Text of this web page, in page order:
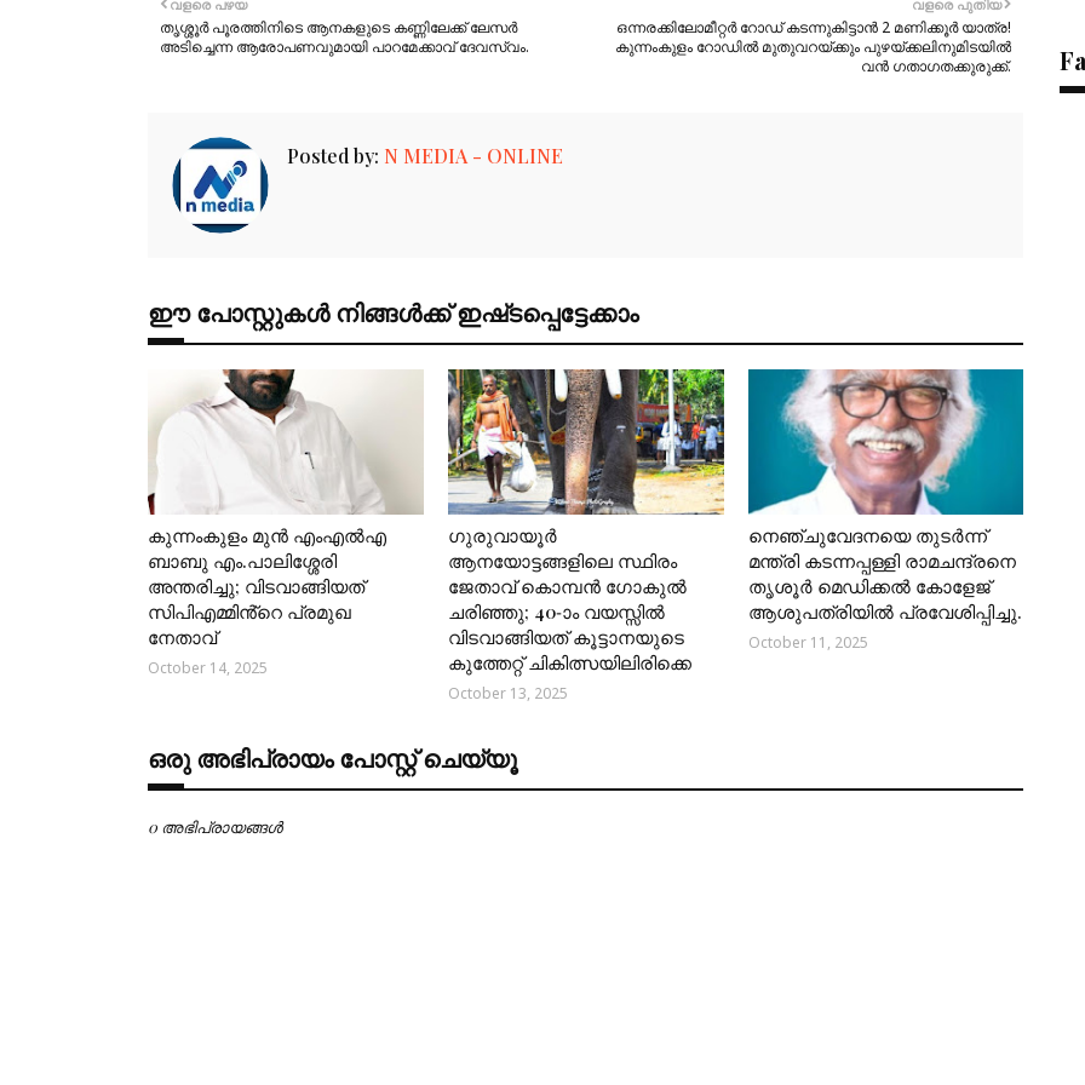
വളരെ പുതിയ
ഒന്നരക്കിലോമീറ്റർ റോഡ് കടന്നുകിട്ടാൻ 2 മണിക്കൂർ യാത്ര!
കുന്നംകുളം റോഡിൽ മുതുവറയ്ക്കും പുഴയ്ക്കലിനുമിടയിൽ
വൻ ഗതാഗതക്കുരുക്ക്.
വളരെ പഴയ
തൃശ്ശൂർ പൂരത്തിനിടെ ആനകളുടെ കണ്ണിലേക്ക് ലേസർ
അടിച്ചെന്ന ആരോപണവുമായി പാറമേക്കാവ് ദേവസ്വം.
Posted by: N MEDIA - ONLINE
ഈ പോസ്റ്റുകൾ നിങ്ങൾക്ക് ഇഷ്‌‌ടപ്പെട്ടേക്കാം
കുന്നംകുളം മുൻ എംഎൽഎ
ബാബു എം.പാലിശ്ശേരി
അന്തരിച്ചു; വിടവാങ്ങിയത്
സിപിഎമ്മിൻ്റെ പ്രമുഖ
നേതാവ്
October 14, 2025
ഗുരുവായൂർ
ആനയോട്ടങ്ങളിലെ സ്ഥിരം
ജേതാവ് കൊമ്പൻ ഗോകുൽ
ചരിഞ്ഞു; 40-ാം വയസ്സിൽ
വിടവാങ്ങിയത് കൂട്ടാനയുടെ
കുത്തേറ്റ് ചികിത്സയിലിരിക്കെ
October 13, 2025
നെഞ്ചുവേദനയെ തുടർന്ന്
മന്ത്രി കടന്നപ്പള്ളി രാമചന്ദ്രനെ
തൃശൂർ മെഡിക്കൽ കോളേജ്
ആശുപത്രിയിൽ പ്രവേശിപ്പിച്ചു.
October 11, 2025
ഒരു അഭിപ്രായം പോസ്റ്റ് ചെയ്യൂ
0 അഭിപ്രായങ്ങള്‍